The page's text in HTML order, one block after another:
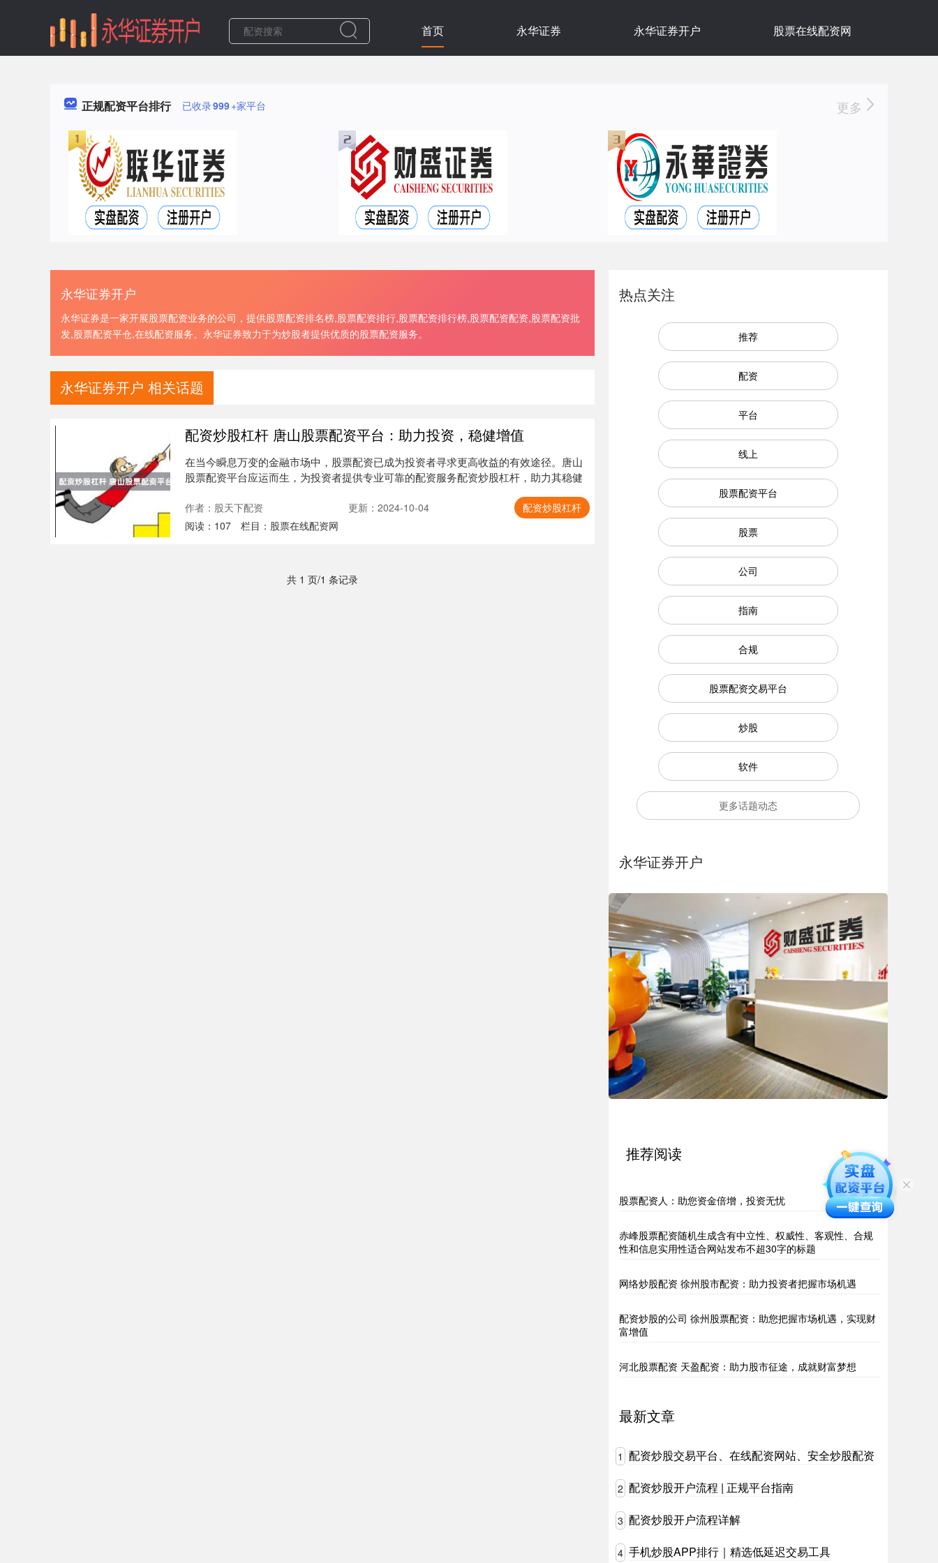
首页 永华证券 永华证券开户 股票在线配资网
正规配资平台排行 已收录999+家平台 更多
永华证券开户
永华证券是一家开展股票配资业务的公司，提供股票配资排名榜,股票配资排行,股票配资排行榜,股票配资配资,股票配资批
发,股票配资平仓,在线配资服务。永华证券致力于为炒股者提供优质的股票配资服务。
永华证券开户 相关话题
配资炒股杠杆 唐山股票配资平台：助力投资，稳健增值
在当今瞬息万变的金融市场中，股票配资已成为投资者寻求更高收益的有效途径。唐山
股票配资平台应运而生，为投资者提供专业可靠的配资服务配资炒股杠杆，助力其稳健
作者：股天下配资 更新：2024-10-04
配资炒股杠杆
阅读： 107 栏目： 股票在线配资网
共 1 页/1 条记录
热点关注
推荐
配资
平台
线上
股票配资平台
股票
公司
指南
合规
股票配资交易平台
炒股
软件
更多话题动态
永华证券开户
推荐阅读
股票配资人：助您资金倍增，投资无忧
赤峰股票配资随机生成含有中立性、权威性、客观性、合规
性和信息实用性适合网站发布不超30字的标题
网络炒股配资 徐州股市配资：助力投资者把握市场机遇
配资炒股的公司 徐州股票配资：助您把握市场机遇，实现财
富增值
河北股票配资 天盈配资：助力股市征途，成就财富梦想
最新文章
1 配资炒股交易平台、在线配资网站、安全炒股配资
2 配资炒股开户流程 | 正规平台指南
3 配资炒股开户流程详解
4 手机炒股APP排行｜精选低延迟交易工具